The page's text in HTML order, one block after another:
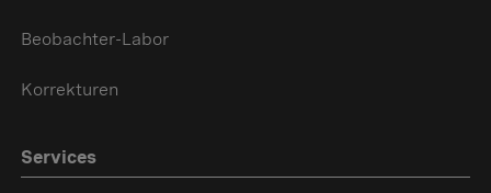
Beobachter-Labor
Korrekturen
Services